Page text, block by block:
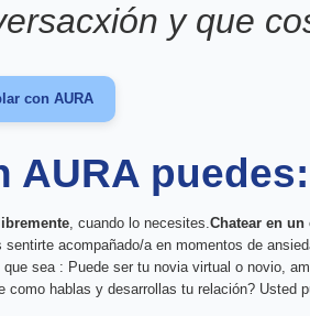
y que
con AURA
AURA puedes:
, cuando lo necesites.Chatear en
sentirte acompañado/a en momentos de
que sea : Puede ser tu novia virtual o novio,
como hablas y desarrollas tu relación? Usted